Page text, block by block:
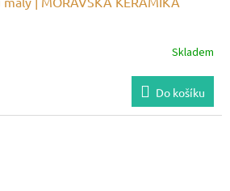
Skladem
Do košíku